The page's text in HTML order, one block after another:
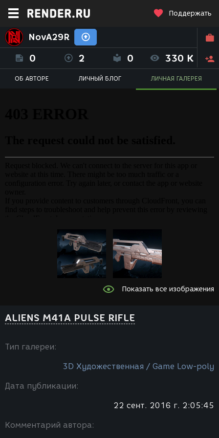
Поддержать
NovA29R
0 2 0 330 K
ОБ АВТОРЕ ЛИЧНЫЙ БЛОГ ЛИЧНАЯ ГАЛЕРЕЯ
Показать все изображения
ALIENS M41A PULSE RIFLE
Тип галереи:
3D Художественная / Game Low-poly
Дата публикации:
22 сент. 2016 г. 2:05:45
Комментарий автора: